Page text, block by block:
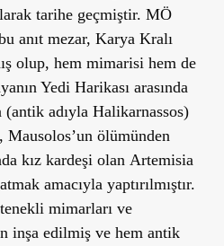
tarihe geçmiştir. MÖ
anıt mezar, Karya Kralı
olup, hem mimarisi hem de
Yedi Harikası arasında
(antik adıyla Halikarnassos)
Mausolos’un ölümünden
kız kardeşi olan Artemisia
amacıyla yaptırılmıştır.
mimarları ve
inşa edilmiş ve hem antik